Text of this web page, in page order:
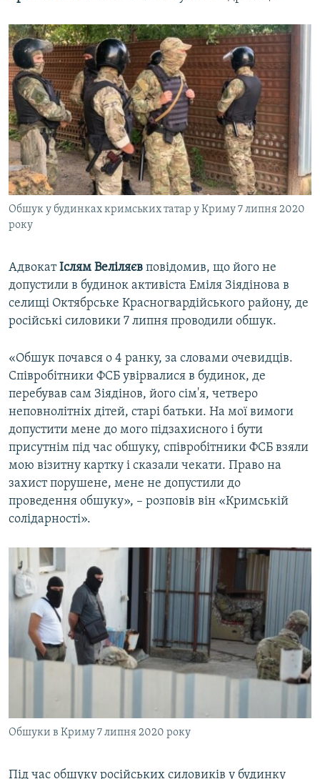
Обшук у будинках кримських татар у Криму 7 липня 2020
року
АдвокатІслям Веліляєв повідомив, що його не
допустили в будинок активіста Еміля Зіядінова в
селищі Октябрське Красногвардійського району, де
російські силовики 7 липня проводили обшук.
«Обшук почався о 4 ранку, за словами очевидців.
Співробітники ФСБ увірвалися в будинок, де
перебував сам Зіядінов, його сім'я, четверо
неповнолітніх дітей, старі батьки. На мої вимоги
допустити мене до мого підзахисного і бути
присутнім під час обшуку, співробітники ФСБ взяли
мою візитну картку і сказали чекати. Право на
захист порушене, мене не допустили до
проведення обшуку», – розповів він «Кримській
солідарності».
Обшуки в Криму 7 липня 2020 року
Під час обшуку російських силовиків у будинку